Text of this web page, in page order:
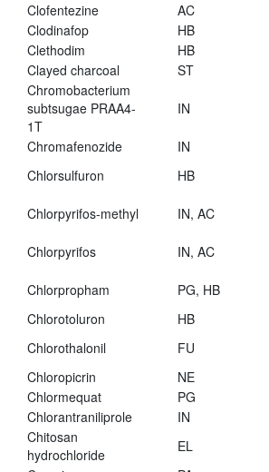
Clofentezine
AC
Clodinafop
HB
Clethodim
HB
Clayed charcoal
ST
Chromobacterium
subtsugae PRAA4-
1T
IN
Chromafenozide IN
Chlorsulfuron
HB
Chlorpyrifos-methyl
IN, AC
Chlorpyrifos
IN, AC
Chlorpropham
PG, HB
Chlorotoluron
HB
Chlorothalonil
FU
Chloropicrin
NE
Chlormequat
PG
Chlorantraniliprole
IN
Chitosan
hydrochloride
EL